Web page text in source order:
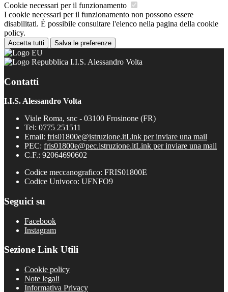
Cookie necessari per il funzionamento
I cookie necessari per il funzionamento non possono essere
disabilitati. È possibile consultare l'elenco nella pagina della cookie
policy.
Accetta tutti Salva le preferenze
I.I.S. Alessandro Volta
Contatti
I.I.S. Alessandro Volta
Viale Roma, snc - 03100 Frosinone (FR)
Tel: 0775 251511
Email: fris01800e@istruzione.itLink per inviare una mail
PEC: fris01800e@pec.istruzione.itLink per inviare una mail
C.F.: 92064690602
Codice meccanografico: FRIS01800E
Codice Univoco: UFNFO9
Seguici su
Facebook
Instagram
Sezione Link Utili
Cookie policy
Note legali
Informativa Privacy